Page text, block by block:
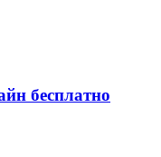
бесплатно